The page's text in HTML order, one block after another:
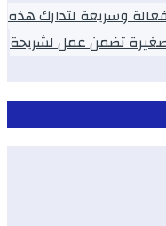
وسريعة لتدارك هذه
تضمن عمل لشريحة